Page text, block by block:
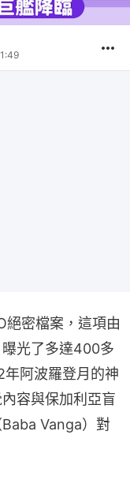
絕密檔案，這項由
光了多達400多
阿波羅登月的神
容與保加利亞盲
Vanga）對